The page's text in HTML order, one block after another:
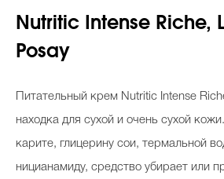
Nutritic Intense Riche,
Posay
Питательный крем Nutritic Intense
находка для сухой и очень сухой
карите, глицерину сои, термальной
ницианамиду, средство убирает или